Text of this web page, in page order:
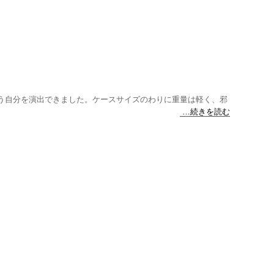
分を演出できました。ケースサイズのわりに重量は軽く、邪
…続きを読む